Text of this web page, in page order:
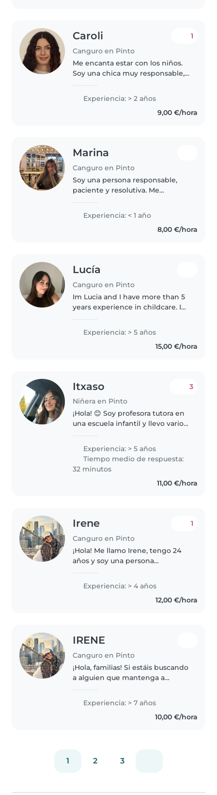
Caroli
Canguro en Pinto
1
Me encanta estar con los niños.
Soy una chica muy responsable,
Experiencia: > 2 años
9,00 €/hora
Marina
Canguro en Pinto
Soy una persona responsable,
paciente y resolutiva. Me
puntual y con ganas de trabajar.
Estoy dispuesta a hacer primero
Experiencia: < 1 año
8,00 €/hora
Lucía
Canguro en Pinto
Im Lucia and I have more than 5
years experience in childcare. I
looking for a job between july
and ends of September.
Experiencia: > 5 años
15,00 €/hora
Itxaso
Niñera en Pinto
3
¡Hola! 😊 Soy profesora tutora en
una escuela infantil y llevo varios
diferentes edades. Me encantan
los niños y disfruto muchísimo
acompañarlos en sus..
Experiencia: > 5 años
Tiempo medio de respuesta:
32 minutos
11,00 €/hora
Irene
Canguro en Pinto
1
¡Hola! Me llamo Irene, tengo 24
años y soy una persona
comprometida con el bienestar
de los niños. Desde hace más de
5 años compaginó mis estudios..
Experiencia: > 4 años
12,00 €/hora
IRENE
Canguro en Pinto
¡Hola, familias! Si estáis buscando
a alguien que mantenga a
entretenidos y con los deberes
hechos (¡prometido!), habéis
llegado al perfil correcto. Aquí..
Experiencia: > 7 años
10,00 €/hora
1 2 3